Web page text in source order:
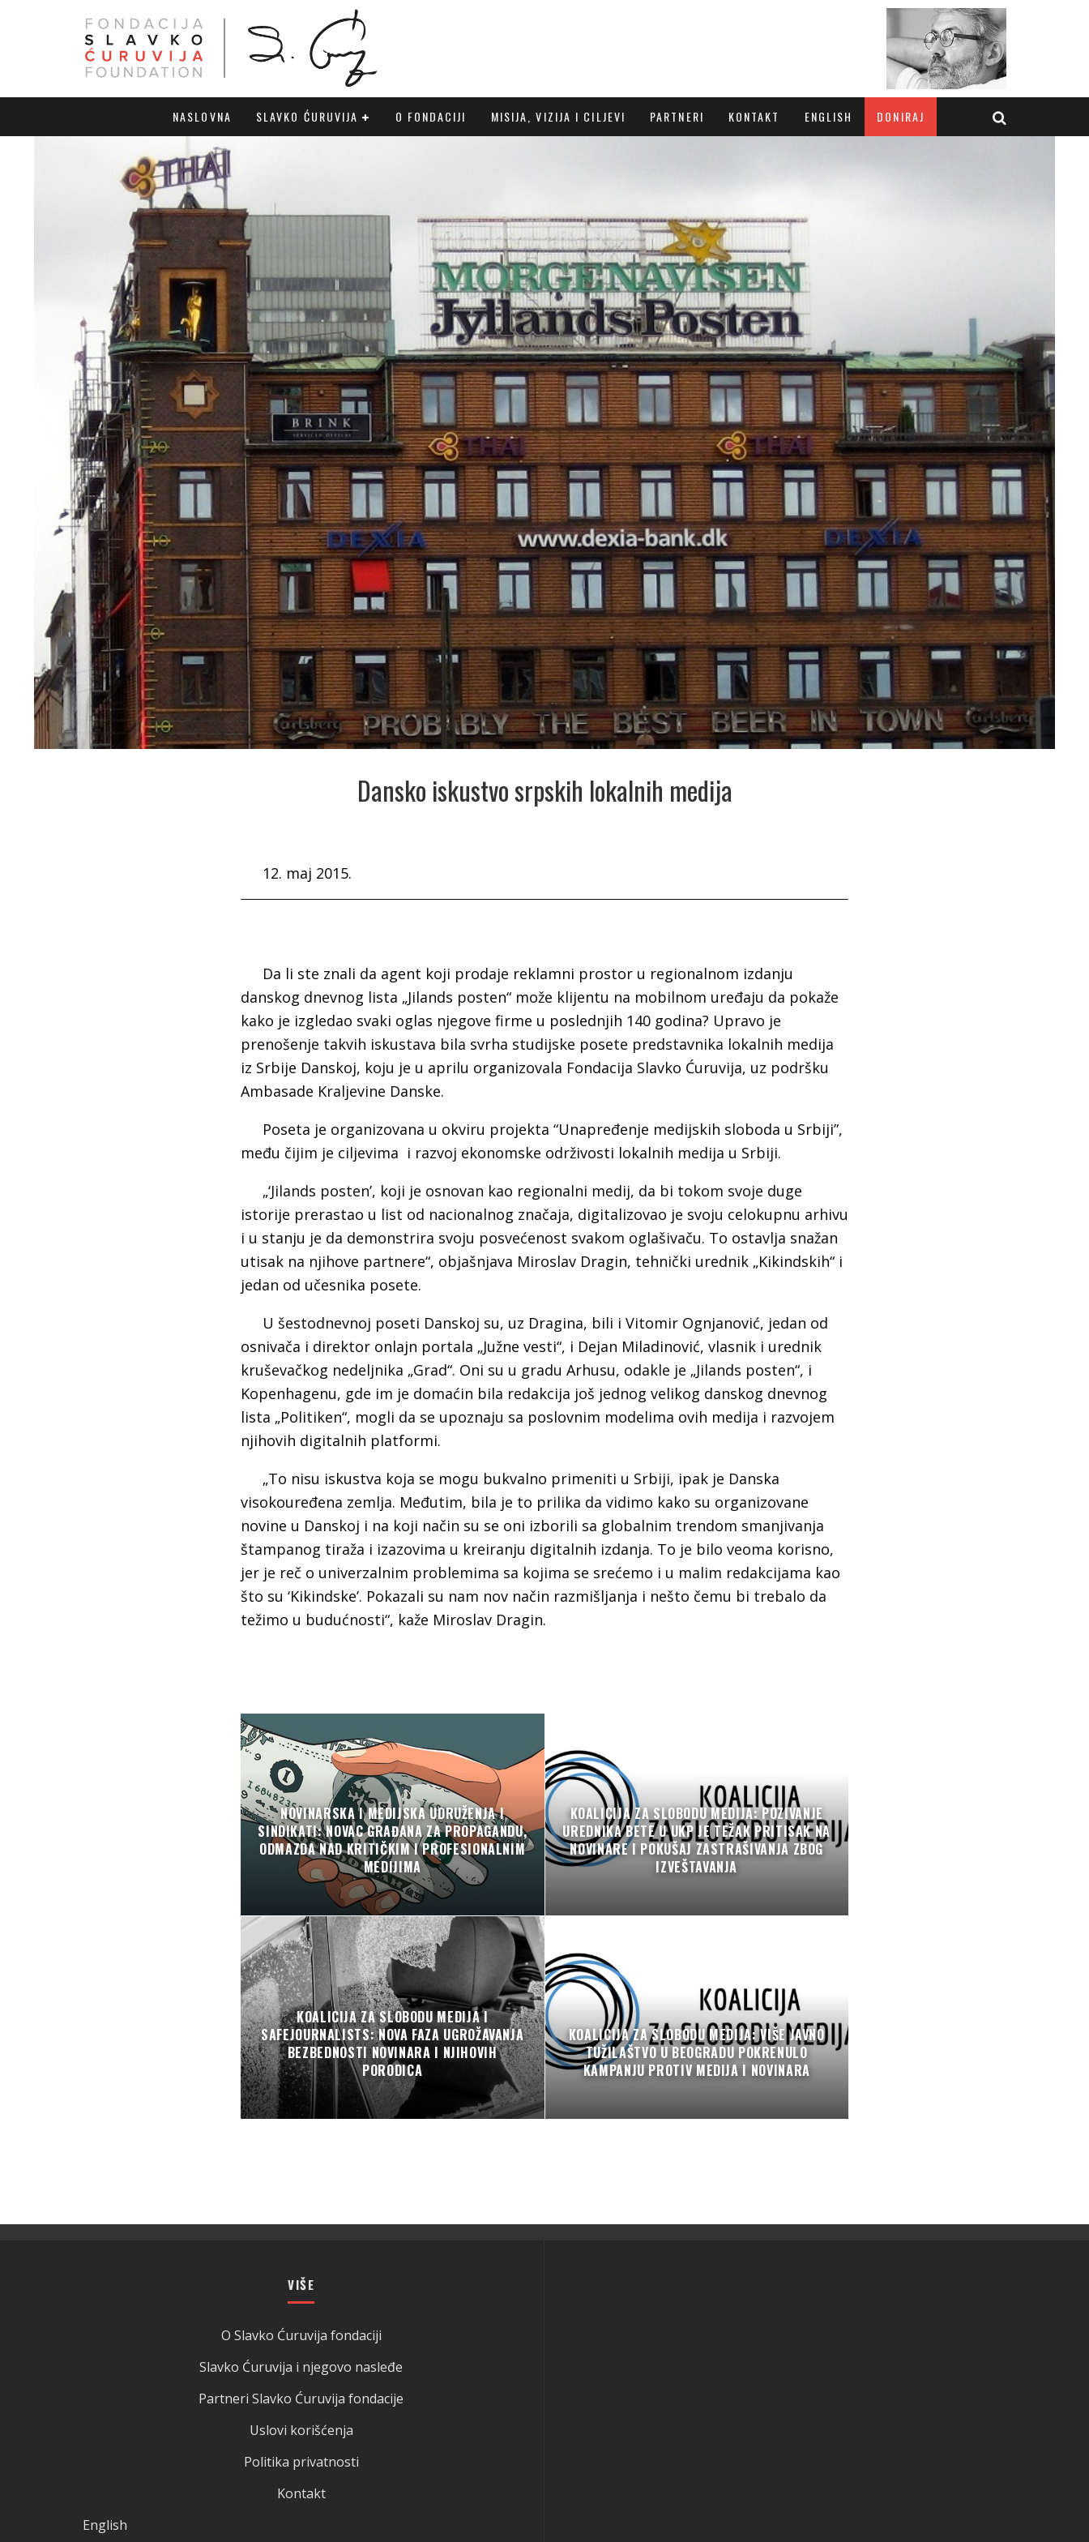
NASLOVNA SLAVKO ĆURUVIJA O FONDACIJI MISIJA, VIZIJA I CILJEVI PARTNERI KONTAKT DONIRAJ
ENGLISH
Dansko iskustvo srpskih lokalnih medija
12. maj 2015.
Da li ste znali da agent koji prodaje reklamni prostor u regionalnom izdanju
danskog dnevnog lista „Jilands posten“ može klijentu na mobilnom uređaju da pokaže
kako je izgledao svaki oglas njegove firme u poslednjih 140 godina? Upravo je
prenošenje takvih iskustava bila svrha studijske posete predstavnika lokalnih medija
iz Srbije Danskoj, koju je u aprilu organizovala Fondacija Slavko Ćuruvija, uz podršku
Ambasade Kraljevine Danske.
Poseta je organizovana u okviru projekta “Unapređenje medijskih sloboda u Srbiji”,
među čijim je ciljevima i razvoj ekonomske održivosti lokalnih medija u Srbiji.
„‘Jilands posten’, koji je osnovan kao regionalni medij, da bi tokom svoje duge
istorije prerastao u list od nacionalnog značaja, digitalizovao je svoju celokupnu arhivu
i u stanju je da demonstrira svoju posvećenost svakom oglašivaču. To ostavlja snažan
utisak na njihove partnere“, objašnjava Miroslav Dragin, tehnički urednik „Kikindskih“ i
jedan od učesnika posete.
U šestodnevnoj poseti Danskoj su, uz Dragina, bili i Vitomir Ognjanović, jedan od
osnivača i direktor onlajn portala „Južne vesti“, i Dejan Miladinović, vlasnik i urednik
kruševačkog nedeljnika „Grad“. Oni su u gradu Arhusu, odakle je „Jilands posten“, i
Kopenhagenu, gde im je domaćin bila redakcija još jednog velikog danskog dnevnog
lista „Politiken“, mogli da se upoznaju sa poslovnim modelima ovih medija i razvojem
njihovih digitalnih platformi.
„To nisu iskustva koja se mogu bukvalno primeniti u Srbiji, ipak je Danska
visokouređena zemlja. Međutim, bila je to prilika da vidimo kako su organizovane
novine u Danskoj i na koji način su se oni izborili sa globalnim trendom smanjivanja
štampanog tiraža i izazovima u kreiranju digitalnih izdanja. To je bilo veoma korisno,
jer je reč o univerzalnim problemima sa kojima se srećemo i u malim redakcijama kao
što su ‘Kikindske’. Pokazali su nam nov način razmišljanja i nešto čemu bi trebalo da
težimo u budućnosti“, kaže Miroslav Dragin.
NOVINARSKA I MEDIJSKA UDRUŽENJA I
SINDIKATI: NOVAC GRAĐANA ZA PROPAGANDU,
ODMAZDA NAD KRITIČKIM I PROFESIONALNIM
MEDIJIMA
KOALICIJA ZA SLOBODU MEDIJA: POZIVANJE
UREDNIKA BETE U UKP JE TEŽAK PRITISAK NA
NOVINARE I POKUŠAJ ZASTRAŠIVANJA ZBOG
IZVEŠTAVANJA
KOALICIJA ZA SLOBODU MEDIJA I
SAFEJOURNALISTS: NOVA FAZA UGROŽAVANJA
BEZBEDNOSTI NOVINARA I NJIHOVIH
PORODICA
KOALICIJA ZA SLOBODU MEDIJA: VIŠE JAVNO
TUŽILAŠTVO U BEOGRADU POKRENULO
KAMPANJU PROTIV MEDIJA I NOVINARA
VIŠE
O Slavko Ćuruvija fondaciji
Slavko Ćuruvija i njegovo nasleđe
Partneri Slavko Ćuruvija fondacije
Uslovi korišćenja
Politika privatnosti
Kontakt
English